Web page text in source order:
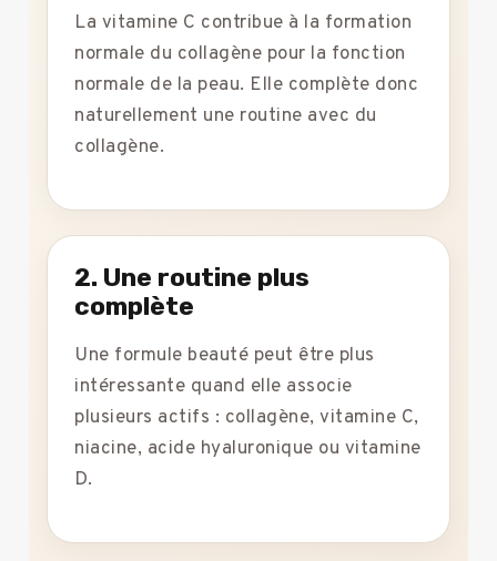
La vitamine C contribue à la formation
normale du collagène pour la fonction
normale de la peau. Elle complète donc
naturellement une routine avec du
collagène.
2. Une routine plus
complète
Une formule beauté peut être plus
intéressante quand elle associe
plusieurs actifs : collagène, vitamine C,
niacine, acide hyaluronique ou vitamine
D.